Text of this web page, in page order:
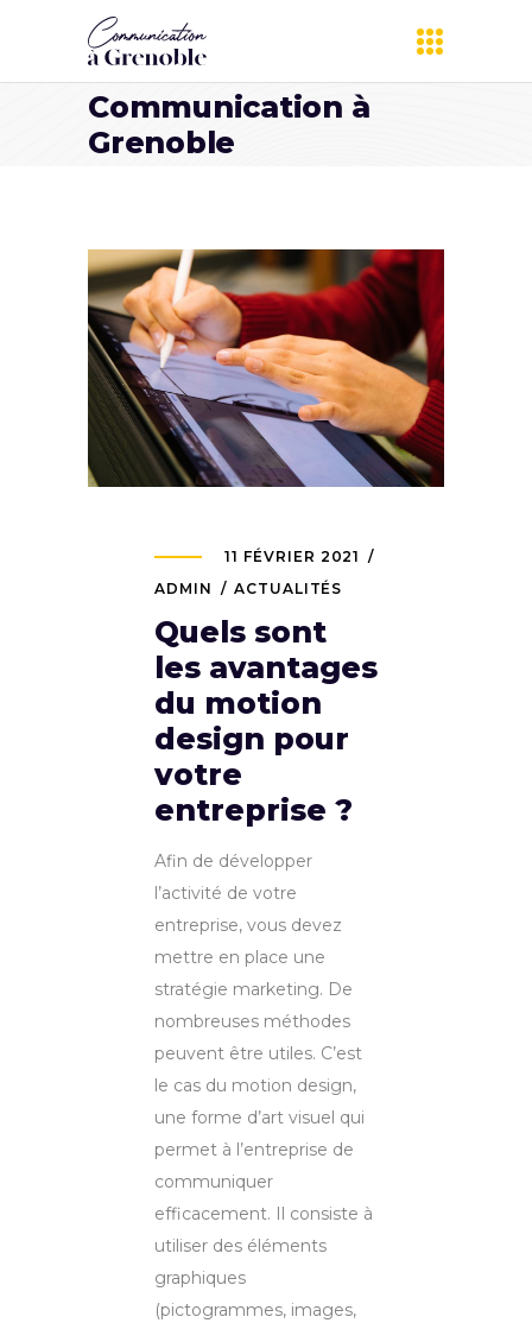
Communication à
Grenoble
11 FÉVRIER 2021
ADMIN
ACTUALITÉS
Quels sont
les avantages
du motion
design pour
votre
entreprise ?
Afin de développer
l’activité de votre
entreprise, vous devez
mettre en place une
stratégie marketing. De
nombreuses méthodes
peuvent être utiles. C’est
le cas du motion design,
une forme d’art visuel qui
permet à l’entreprise de
communiquer
efficacement. Il consiste à
utiliser des éléments
graphiques
(pictogrammes, images,